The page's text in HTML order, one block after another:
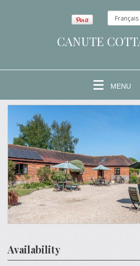
CANUTE
MENU
Availability